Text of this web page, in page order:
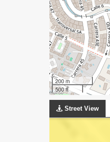
200 m
500 ft
Street View